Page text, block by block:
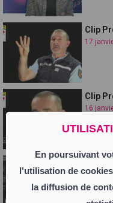
En poursuivant
l'utilisation de
la diffusion de
Clip
17
Clip
16
Don
14